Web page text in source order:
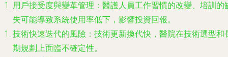
用戶接受度與變革管理 ：醫護人員工作習慣的改變、培訓的
失可能導致系統使用率低下，影響投資回報。
技術快速迭代的風險 ：技術更新換代快，醫院在技術選型和
期規劃上面臨不確定性。